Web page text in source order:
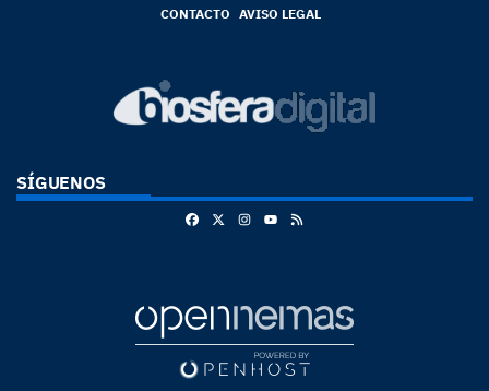
CONTACTO AVISO LEGAL
SÍGUENOS
FacebookInstagram